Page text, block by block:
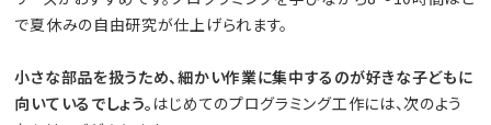
で夏休みの自由研究が仕上げられます。
小さな部品を扱うため、細かい作業に集中するのが好きな子どもに
向いているでしょう。 はじめてのプログラミング工作には、次のよう